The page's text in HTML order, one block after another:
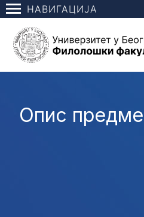
НАВИГАЦИЈА
Опис